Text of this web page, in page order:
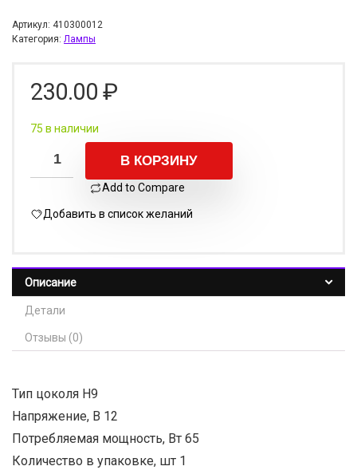
Артикул: 410300012
Категория: Лампы
230.00 ₽
75 в наличии
В КОРЗИНУ
Add to Compare
Добавить в список желаний
Описание
Детали
Отзывы (0)
Тип цоколя H9
Напряжение, В 12
Потребляемая мощность, Вт 65
Количество в упаковке, шт 1